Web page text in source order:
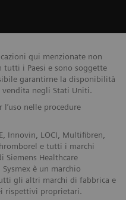
qui menzionate non
i Paesi e sono soggette
garantirne la disponibilità
negli Stati Uniti.
l’uso nelle procedure
Innovin, LOCI, Multifibren,
e tutti i marchi
Siemens Healthcare
è un marchio
gli altri marchi di fabbrica e
rispettivi proprietari.